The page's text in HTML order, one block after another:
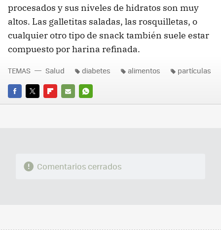
procesados y sus niveles de hidratos son muy
altos. Las galletitas saladas, las rosquilletas, o
cualquier otro tipo de snack también suele estar
compuesto por harina refinada.
FACEBOOK
TWITTERFLIPBOARD
E-
WHATSAPP
TEMAS Salud diabetes alimentos partículas
Comentarios cerrados